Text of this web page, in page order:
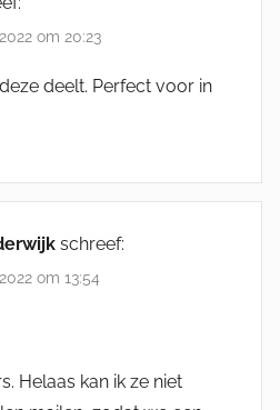
om 20:23
deelt. Perfect voor in
schreef:
om 13:54
Helaas kan ik ze niet